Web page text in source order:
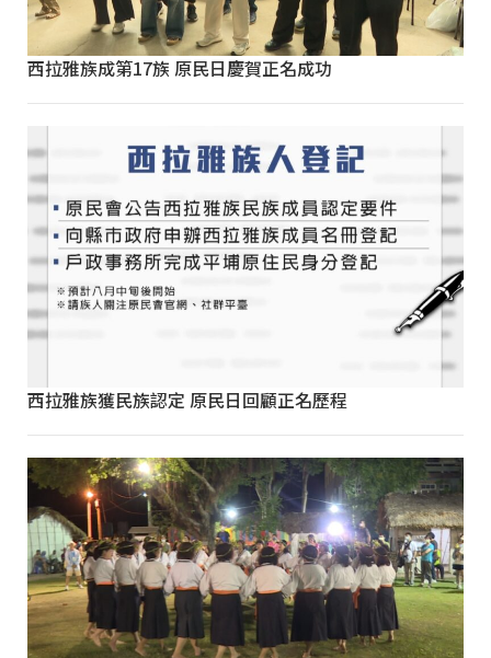
西拉雅族成第17族 原民日慶賀正名成功
西拉雅族獲民族認定 原民日回顧正名歷程